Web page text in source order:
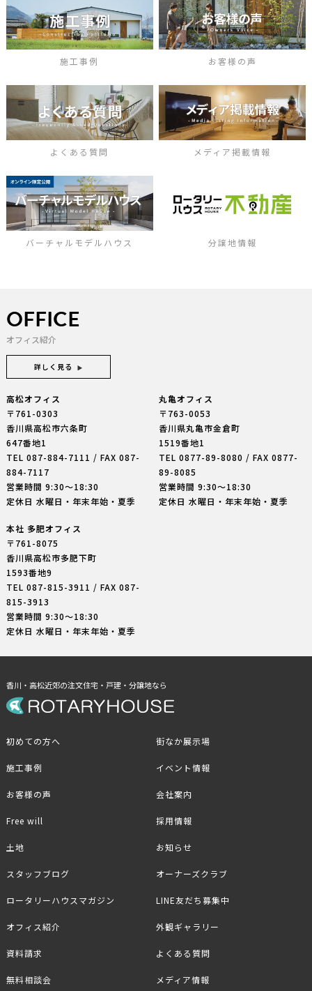
施工事例 お客様の声
よくある質問 メディア掲載情報
バーチャルモデルハウス 分譲地情報
OFFICE
オフィス紹介
詳しく見る
高松オフィス
〒761-0303
香川県高松市六条町
647番地1
TEL 087-884-7111 / FAX 087-
884-7117
営業時間 9:30〜18:30
定休日 水曜日・年末年始・夏季
丸亀オフィス
〒763-0053
香川県丸亀市金倉町
1519番地1
TEL0877-89-8080 / FAX 0877-
89-8085
営業時間 9:30〜18:30
定休日 水曜日・年末年始・夏季
本社 多肥オフィス
〒761-8075
香川県高松市多肥下町
1593番地9
TEL 087-815-3911 / FAX 087-
815-3913
営業時間 9:30〜18:30
定休日 水曜日・年末年始・夏季
香川・高松近郊の注文住宅・戸建・分譲地なら
初めての方へ
施工事例
お客様の声
Free will
土地
街なか展示場
イベント情報
会社案内
採用情報
お知らせ
スタッフブログ
ロータリーハウスマガジン
オフィス紹介
資料請求
無料相談会
オーナーズクラブ
LINE友だち募集中
外観ギャラリー
よくある質問
メディア情報